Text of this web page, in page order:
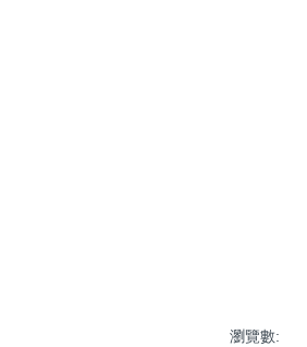
瀏覽數: